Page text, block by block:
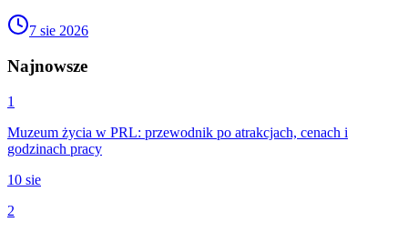
7 sie 2026
Najnowsze
1
Muzeum życia w PRL: przewodnik po atrakcjach, cenach i
godzinach pracy
10 sie
2